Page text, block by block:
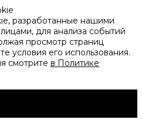
разработанные нашими
для анализа событий
просмотр страниц
условия его использования.
смотрите в Политике